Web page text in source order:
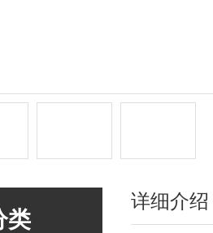
类
详细介绍